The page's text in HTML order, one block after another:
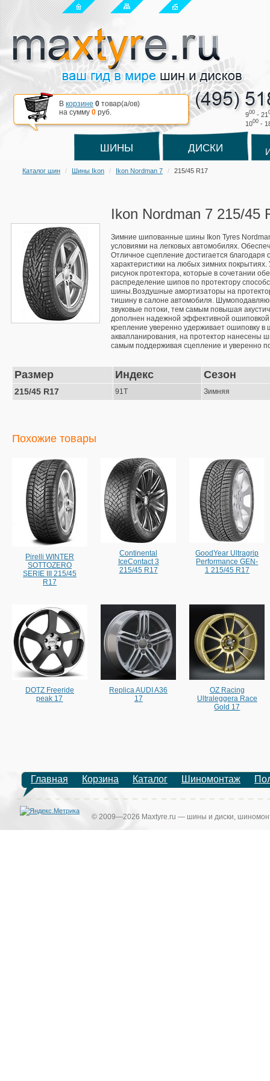
900 - 21
1000 -
В корзине 0 товар(a/ов)
на сумму 0 руб.
ШИНЫ ДИСКИ
Каталог шин Шины Ikon Ikon Nordman 7 215/45 R17
Ikon Nordman 7 215/45
Зимние шипованные шины Ikon Tyres
условиями на легковых автомобилях.
Отличное сцепление достигается
характеристики на любых зимних
рисунок протектора, которые в сочетании
распределение шипов по протектору
шины.Воздушные амортизаторы на
тишину в салоне автомобиля.
звуковые потоки, тем самым повышая
дополнен надежной эффективной
крепление уверенно удерживает ошиповку
аквапланирования, на протектор нанесены
самым поддерживая сцепление и уверенно
Размер Индекс Сезон
215/45 R17 91T Зимняя
Похожие товары
Pirelli WINTER
SOTTOZERO
SERIE III 215/45
R17
Continental
IceContact 3
215/45 R17
GoodYear Ultragrip
Performance GEN-
1 215/45 R17
DOTZ Freeride
peak 17
Replica AUDI A36
17
OZ Racing
Ultraleggera Race
Gold 17
Главная Корзина Каталог Шиномонтаж
© 2009—2026 Maxtyre.ru — шины и диски,